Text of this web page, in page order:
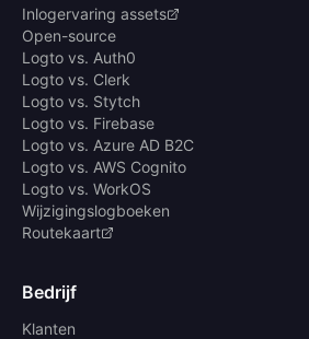
Inlogervaring assets
Open-source
Logto vs. Auth0
Logto vs. Clerk
Logto vs. Stytch
Logto vs. Firebase
Logto vs. Azure AD B2C
Logto vs. AWS Cognito
Logto vs. WorkOS
Wijzigingslogboeken
Routekaart
Bedrijf
Klanten